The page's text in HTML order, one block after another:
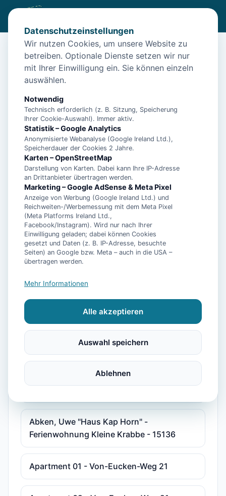
Diese Unterkunft ist aktuell nicht
buchbar
Unterkünfte in der Nähe
"Fischerhaus", Manuela Landmann -
Ferienwohnung 1 - 15447
"Haus am Leuchtturm" Einzelzimmer,
Landmann - Einzelzimmer - 11014
"Haus am Park" Joni und Claudia Sudradjat
- Ferienwohnung 2 - 15587
"Haus Göken" Emken - Ferienwohnung 2 -
15178
"Kolks Huus, Seglerweg" - Ferienwohnung
"Störmhuus" Rodenbäck, Silke - Wohnung
Abken, Uwe "Haus Kap Horn" -
Ferienwohnung Kleine Krabbe - 15136
Apartment 01 - Von-Eucken-Weg 21
Datenschutzeinstellungen
Wir nutzen Cookies, um unsere Website zu
betreiben. Optionale Dienste setzen wir nur
mit Ihrer Einwilligung ein. Sie können einzeln
auswählen.
Notwendig
Technisch erforderlich (z. B. Sitzung, Speicherung
Ihrer Cookie-Auswahl). Immer aktiv.
Statistik – Google Analytics
Anonymisierte Webanalyse (Google Ireland Ltd.),
Speicherdauer der Cookies 2 Jahre.
Karten – OpenStreetMap
Darstellung von Karten. Dabei kann Ihre IP-Adresse
an Drittanbieter übertragen werden.
Marketing – Google AdSense & Meta Pixel
Anzeige von Werbung (Google Ireland Ltd.) und
Reichweiten-/Werbemessung mit dem Meta Pixel
(Meta Platforms Ireland Ltd.,
Facebook/Instagram). Wird nur nach Ihrer
Einwilligung geladen; dabei können Cookies
gesetzt und Daten (z. B. IP-Adresse, besuchte
Seiten) an Google bzw. Meta – auch in die USA –
übertragen werden.
Mehr Informationen
Alle akzeptieren
Auswahl speichern
Ablehnen